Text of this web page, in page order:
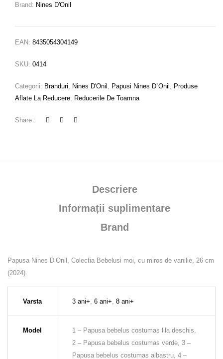
Brand: Nines D'Onil
EAN: 8435054304149
SKU: 0414
Categorii: Branduri Nines D'Onil Papusi Nines D`Onil
Produse
Aflate La Reducere Reducerile De Toamna
Share :
Descriere
Informații suplimentare
Brand
Papusa Nines D’Onil, Colectia Bebelusi moi, cu miros de vanilie, 26 cm
(2024).
Varsta 3 ani+ 6 ani+ 8 ani+
Model
1 – Papusa bebelus costumas lila deschis,
2 – Papusa bebelus costumas verde, 3 –
Papusa bebelus costumas albastru, 4 –